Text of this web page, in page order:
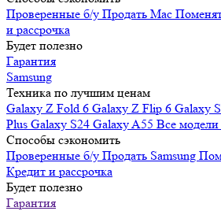
Проверенные б/у Продать Mac
и рассрочка
Будет полезно
Гарантия
Samsung
Техника по лучшим ценам
Galaxy Z Fold 6 Galaxy Z Flip 6 Galaxy
Plus Galaxy S24 Galaxy A55 Все модели
Способы сэкономить
Проверенные б/у Продать Samsung
Кредит и рассрочка
Будет полезно
Гарантия